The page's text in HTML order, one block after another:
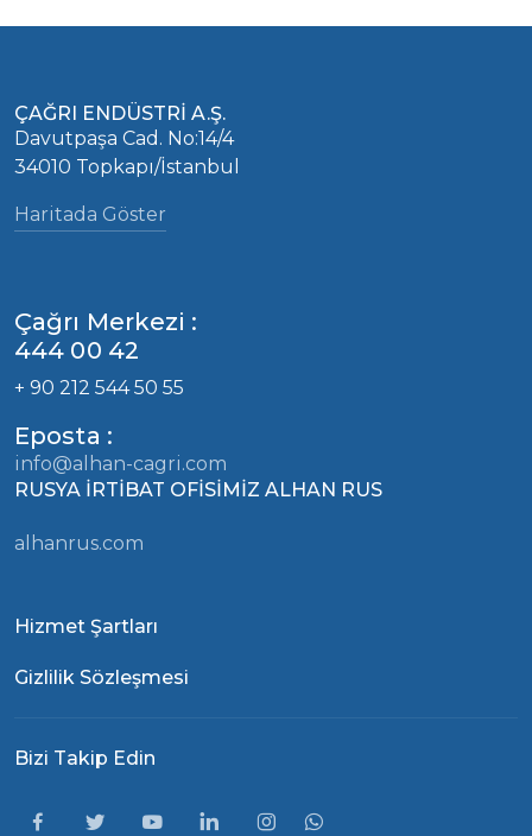
ÇAĞRI ENDÜSTRİ A.Ş.
Davutpaşa Cad. No:14/4
34010 Topkapı/İstanbul
Haritada Göster
Çağrı Merkezi :
444 00 42
+ 90 212 544 50 55
Eposta :
info@alhan-cagri.com
RUSYA İRTİBAT OFİSİMİZ ALHAN RUS
alhanrus.com
Hizmet Şartları
Gizlilik Sözleşmesi
Bizi Takip Edin